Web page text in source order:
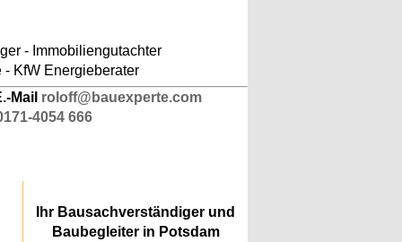
- Immobiliengutachter
- KfW Energieberater
Mail roloff@bauexperte.com
4054 666
Ihr Bausachverständiger und
Baubegleiter in Potsdam